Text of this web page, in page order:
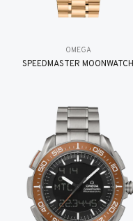
OMEGA
SPEEDMASTER MOONWATCH